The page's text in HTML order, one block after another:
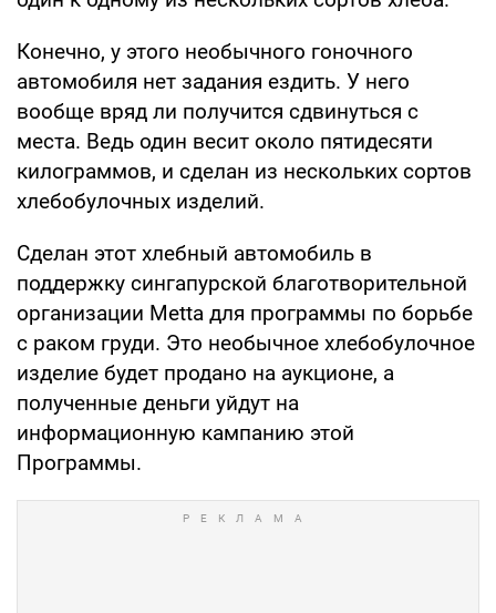
Конечно, у этого необычного гоночного
автомобиля нет задания ездить. У него
вообще вряд ли получится сдвинуться с
места. Ведь один весит около пятидесяти
килограммов, и сделан из нескольких сортов
хлебобулочных изделий.
Сделан этот хлебный автомобиль в
поддержку сингапурской благотворительной
организации Metta для программы по борьбе
с раком груди. Это необычное хлебобулочное
изделие будет продано на аукционе, а
полученные деньги уйдут на
информационную кампанию этой
Программы.